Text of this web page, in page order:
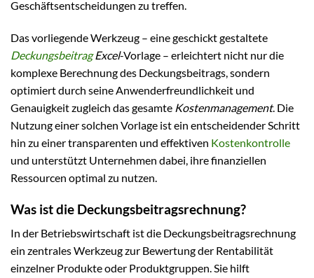
Geschäftsentscheidungen zu treffen.
Das vorliegende Werkzeug – eine geschickt gestaltete
DeckungsbeitragExcel-Vorlage – erleichtert nicht nur die
komplexe Berechnung des Deckungsbeitrags, sondern
optimiert durch seine Anwenderfreundlichkeit und
Genauigkeit zugleich das gesamte Kostenmanagement. Die
Nutzung einer solchen Vorlage ist ein entscheidender Schritt
hin zu einer transparenten und effektiven Kostenkontrolle
und unterstützt Unternehmen dabei, ihre finanziellen
Ressourcen optimal zu nutzen.
Was ist die Deckungsbeitragsrechnung?
In der Betriebswirtschaft ist die Deckungsbeitragsrechnung
ein zentrales Werkzeug zur Bewertung der Rentabilität
einzelner Produkte oder Produktgruppen. Sie hilft